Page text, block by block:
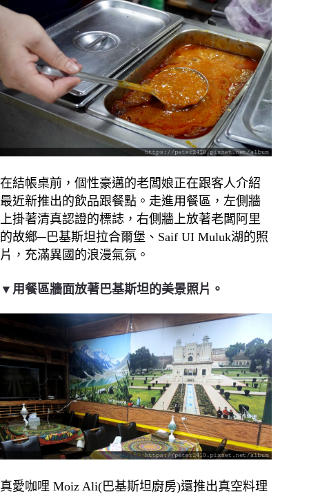
在結帳桌前，個性豪邁的老闆娘正在跟客人介紹
最近新推出的飲品跟餐點。走進用餐區，左側牆
上掛著清真認證的標誌，右側牆上放著老闆阿里
的故鄉─巴基斯坦拉合爾堡、Saif UI Muluk湖的照
片，充滿異國的浪漫氣氛。
▼用餐區牆面放著巴基斯坦的美景照片。
真愛咖哩 Moiz Ali(巴基斯坦廚房)還推出真空料理